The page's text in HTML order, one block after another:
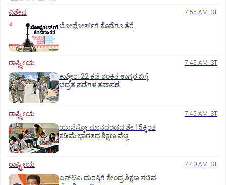
ವಿಶೇಷ 7:55 AM IST
ಬೋಫೋರ್ಸ್‌ಗೆ ಕೊನೆಗೂ ತೆರೆ
ರಾಷ್ಟ್ರೀಯ 7:45 AM IST
ಕಾಶ್ಮೀರ: 22 ಕಡೆ ಶಂಕಿತ ಉಗ್ರರ ಬಗ್ಗೆ
ಭದ್ರತ ಪಡೆಗಳ ತಪಾಸಣೆ
ರಾಷ್ಟ್ರೀಯ 7:45 AM IST
ಯುನೆಸ್ಕೋ ಮಾನದಂಡದ ಶೇ.15ಕ್ಕಿಂತ
ಕಡಿಮೆ ಭಾರತದ ಶಿಕ್ಷಣ ವೆಚ್ಚ
ರಾಷ್ಟ್ರೀಯ 7:40 AM IST
ಎನ್‌ಟಿಎ ದುರಸ್ತಿಗೆ ಕೇಂದ್ರ ಶಿಕ್ಷಣ ಸಚಿವ